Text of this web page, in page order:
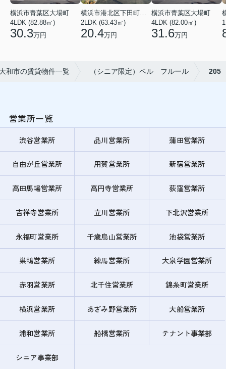
横浜市青葉区大場町
4LDK (82.88㎡)
30.3万円
横浜市港北区下田町２丁目
2LDK (63.43㎡)
20.4万円
横浜市青葉区大場町
4LDK (82.00㎡)
31.6万円
和市の賃貸物件一覧 （シニア限定）ベル フルール 205
営業所一覧
渋谷営業所 品川営業所 蒲田営業所
自由が丘営業所 用賀営業所 新宿営業所
高田馬場営業所 高円寺営業所 荻窪営業所
吉祥寺営業所 立川営業所 下北沢営業所
永福町営業所 千歳烏山営業所 池袋営業所
巣鴨営業所 練馬営業所 大泉学園営業所
赤羽営業所 北千住営業所 錦糸町営業所
横浜営業所 あざみ野営業所 大船営業所
浦和営業所 船橋営業所 テナント事業部
シニア事業部